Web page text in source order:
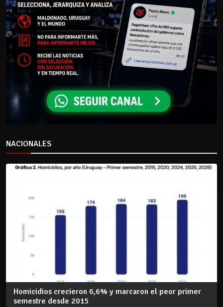
NACIONALES
Homicidios crecieron 6,6% y marcaron el peor primer
semestre desde 2015